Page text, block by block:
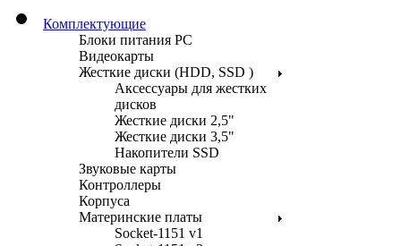
Комплектующие
Блоки питания PC
Видеокарты
Жесткие диски (HDD, SSD )
Аксессуары для жестких
дисков
Жесткие диски 2,5"
Жесткие диски 3,5"
Накопители SSD
Звуковые карты
Контроллеры
Корпуса
Материнские платы
Socket-1151 v1